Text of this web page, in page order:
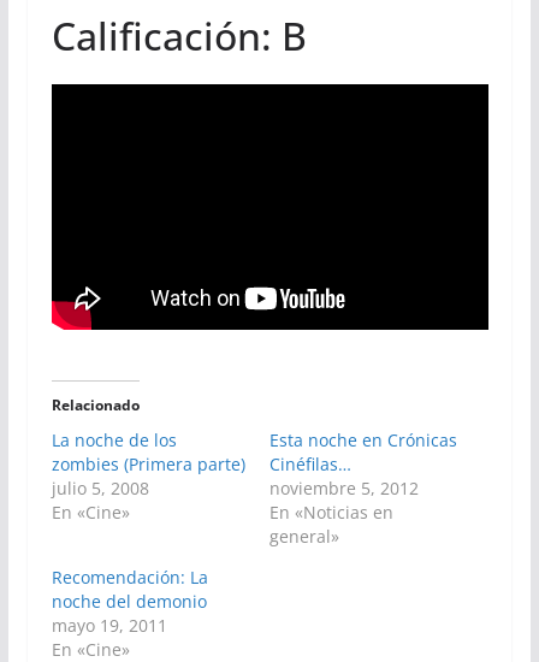
Calificación: B
Relacionado
La noche de los
zombies (Primera parte)
julio 5, 2008
En «Cine»
Esta noche en Crónicas
Cinéfilas…
noviembre 5, 2012
En «Noticias en
general»
Recomendación: La
noche del demonio
mayo 19, 2011
En «Cine»